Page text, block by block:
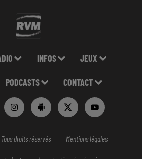
INFOS JEUX
PODCASTS CONTACT
Tous droits réservés Mentions légales